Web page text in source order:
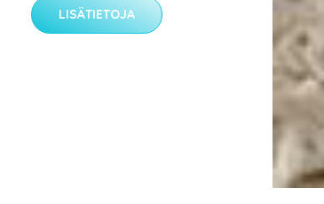
LISÄTIETOJA